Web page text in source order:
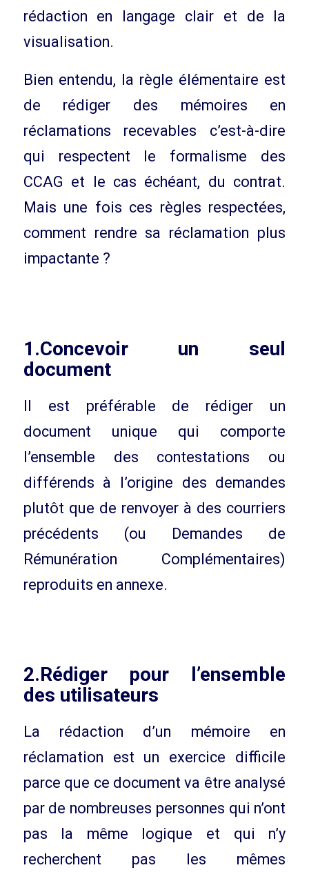
rédaction en langage clair et de la
visualisation.
Bien entendu, la règle élémentaire est
de rédiger des mémoires en
réclamations recevables c’est-à-dire
qui respectent le formalisme des
CCAG et le cas échéant, du contrat.
Mais une fois ces règles respectées,
comment rendre sa réclamation plus
impactante ?
1.Concevoir un seul
document
Il est préférable de rédiger un
document unique qui comporte
l’ensemble des contestations ou
différends à l’origine des demandes
plutôt que de renvoyer à des courriers
précédents (ou Demandes de
Rémunération Complémentaires)
reproduits en annexe.
2.Rédiger pour l’ensemble
des utilisateurs
La rédaction d’un mémoire en
réclamation est un exercice difficile
parce que ce document va être analysé
par de nombreuses personnes qui n’ont
pas la même logique et qui n’y
recherchent pas les mêmes